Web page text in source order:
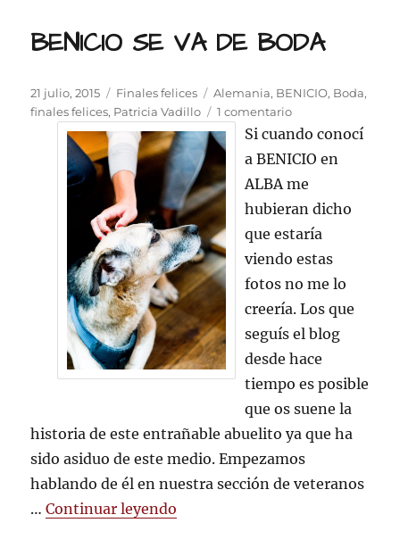
BENICIO SE VA DE BODA
Publicado
el
21 julio, 2015 Categorías
Finales felices Etiquetas
Alemania, BENICIO, Boda,
finales felices, Patricia Vadillo 1 comentarioen
BENICIO
VA
DE
BODA
Si cuando conocí
a BENICIO en
ALBA me
hubieran dicho
que estaría
viendo estas
fotos no me lo
creería. Los que
seguís el blog
desde hace
tiempo es posible
que os suene la
historia de este entrañable abuelito ya que ha
sido asiduo de este medio. Empezamos
hablando de él en nuestra sección de veteranos
…Continuar leyendo